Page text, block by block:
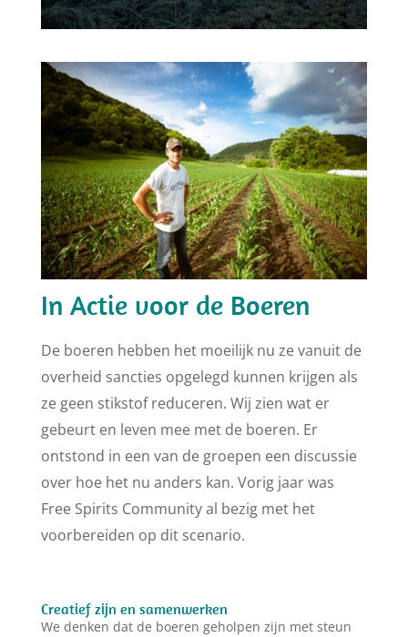
In Actie voor de Boeren
De boeren hebben het moeilijk nu ze vanuit de
overheid sancties opgelegd kunnen krijgen als
ze geen stikstof reduceren. Wij zien wat er
gebeurt en leven mee met de boeren. Er
ontstond in een van de groepen een discussie
over hoe het nu anders kan. Vorig jaar was
Free Spirits Community al bezig met het
voorbereiden op dit scenario.
Creatief zijn en samenwerken
We denken dat de boeren geholpen zijn met steun